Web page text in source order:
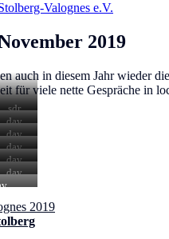
2019
auch in diesem Jahr wieder
für viele nette Gespräche in
sdr
dav
dav
dav
dav
dav
2019